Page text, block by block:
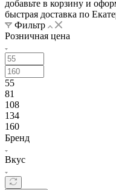
добавьте в корзину и
быстрая доставка по
Фильтр
Розничная цена
55
81
108
134
160
Бренд
Вкус